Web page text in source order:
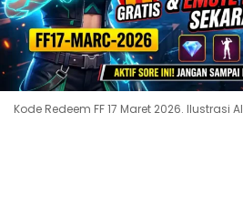
Kode Redeem FF 17 Maret 2026. Ilustrasi AI